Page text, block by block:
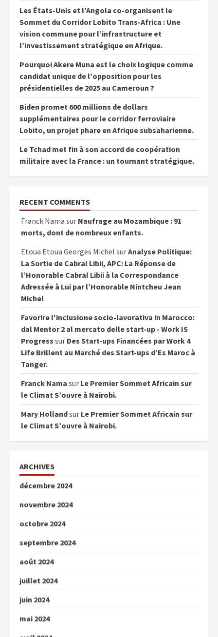
Les États-Unis et l’Angola co-organisent le
Sommet du Corridor Lobito Trans-Africa : Une
vision commune pour l’infrastructure et
l’investissement stratégique en Afrique.
Pourquoi Akere Muna est le choix logique comme
candidat unique de l’opposition pour les
présidentielles de 2025 au Cameroun ?
Biden promet 600 millions de dollars
supplémentaires pour le corridor ferroviaire
Lobito, un projet phare en Afrique subsaharienne.
Le Tchad met fin à son accord de coopération
militaire avec la France : un tournant stratégique.
RECENT COMMENTS
Franck Nama sur Naufrage au Mozambique : 91
morts, dont de nombreux enfants.
Etoua Etoua Georges Michel surAnalyse Politique:
La Sortie de Cabral Libii, APC: La Réponse de
l’Honorable Cabral Libii à la Correspondance
Adressée à Lui par l’Honorable Nintcheu Jean
Michel
Favorire l'inclusione socio-lavorativa in Marocco:
dal Mentor 2 al mercato delle start-up - Work IS
Progress sur Des Start-ups Financées par Work 4
Life Brillent au Marché des Start-ups d’Es Maroc à
Tanger.
Franck Nama sur Le Premier Sommet Africain sur
le Climat S’ouvre à Nairobi.
Mary Hollandsur Le Premier Sommet Africain sur
le Climat S’ouvre à Nairobi.
ARCHIVES
décembre 2024
novembre 2024
octobre 2024
septembre 2024
août 2024
juillet 2024
juin 2024
mai 2024